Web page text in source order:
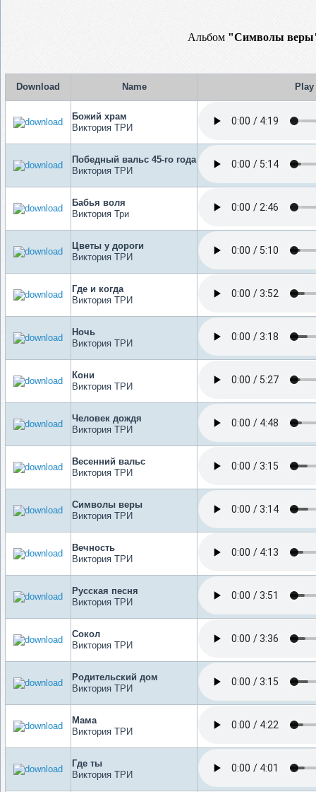
Альбом "Символы
Download Name Play
Божий храм
Виктория ТРИ
Победный вальс 45-го года
Виктория ТРИ
Бабья воля
Виктория Три
Цветы у дороги
Виктория ТРИ
Где и когда
Виктория ТРИ
Ночь
Виктория ТРИ
Кони
Виктория ТРИ
Человек дождя
Виктория ТРИ
Весенний вальс
Виктория ТРИ
Символы веры
Виктория ТРИ
Вечность
Виктория ТРИ
Русская песня
Виктория ТРИ
Сокол
Виктория ТРИ
Родительский дом
Виктория ТРИ
Мама
Виктория ТРИ
Где ты
Виктория ТРИ